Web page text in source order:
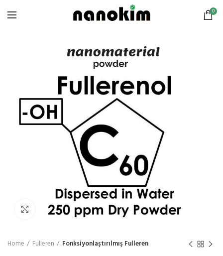
0
Click to enlarge
Home Fulleren Fonksiyonlaştırılmış Fulleren